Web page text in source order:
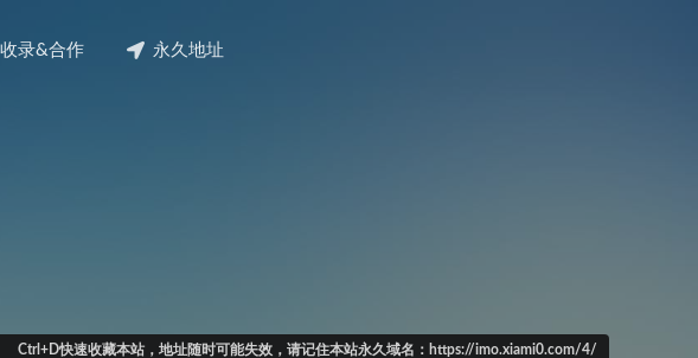
收录&合作 永久地址
Ctrl+D快速收藏本站，地址随时可能失效，请记住本站永久域名：https://imo.xiami0.com/4/